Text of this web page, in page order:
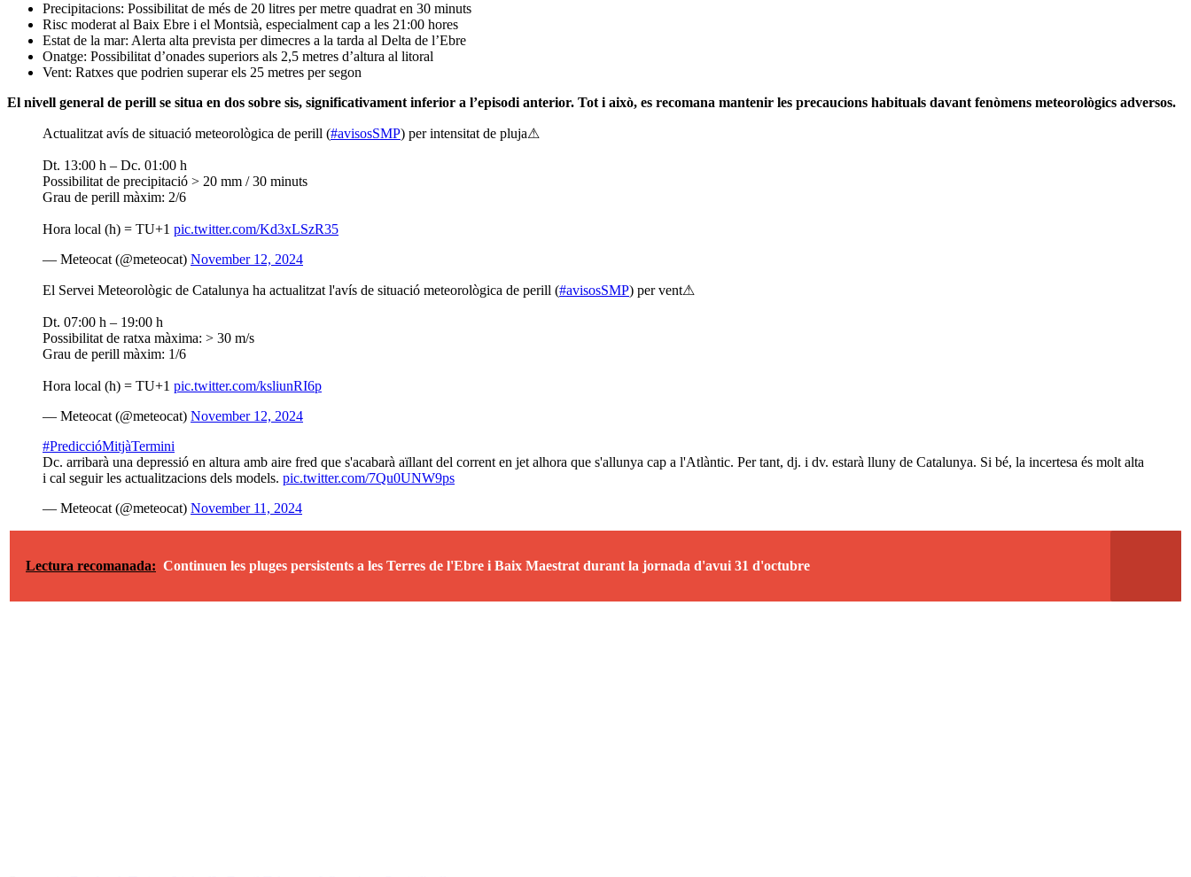
Precipitacions: Possibilitat de més de 20 litres per metre quadrat en 30 minuts
Risc moderat al Baix Ebre i el Montsià, especialment cap a les 21:00 hores
Estat de la mar: Alerta alta prevista per dimecres a la tarda al Delta de l’Ebre
Onatge: Possibilitat d’onades superiors als 2,5 metres d’altura al litoral
Vent: Ratxes que podrien superar els 25 metres per segon
El nivell general de perill se situa en dos sobre sis, significativament inferior a l’episodi anterior. Tot i això, es recomana mantenir les precaucions habituals davant fenòmens meteorològics adversos.
Actualitzat avís de situació meteorològica de perill (#avisosSMP) per intensitat de pluja⚠
Dt. 13:00 h – Dc. 01:00 h
Possibilitat de precipitació > 20 mm / 30 minuts
Grau de perill màxim: 2/6
Hora local (h) = TU+1 pic.twitter.com/Kd3xLSzR35
— Meteocat (@meteocat) November 12, 2024
El Servei Meteorològic de Catalunya ha actualitzat l'avís de situació meteorològica de perill (#avisosSMP) per vent⚠
Dt. 07:00 h – 19:00 h
Possibilitat de ratxa màxima: > 30 m/s
Grau de perill màxim: 1/6
Hora local (h) = TU+1 pic.twitter.com/ksliunRI6p
— Meteocat (@meteocat) November 12, 2024
#PrediccióMitjàTermini
Dc. arribarà una depressió en altura amb aire fred que s'acabarà aïllant del corrent en jet alhora que s'allunya cap a l'Atlàntic. Per tant, dj. i dv. estarà lluny de Catalunya. Si bé, la incertesa és molt alta
i cal seguir les actualitzacions dels models. pic.twitter.com/7Qu0UNW9ps
— Meteocat (@meteocat) November 11, 2024
Lectura recomanada: Continuen les pluges persistents a les Terres de l'Ebre i Baix Maestrat durant la jornada d'avui 31 d'octubre